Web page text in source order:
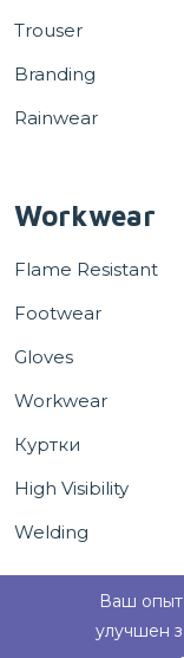
Trouser
Branding
Rainwear
Workwear
Flame Resistant
Footwear
Gloves
Workwear
Куртки
High Visibility
Welding
Ваш опыт
улучшен